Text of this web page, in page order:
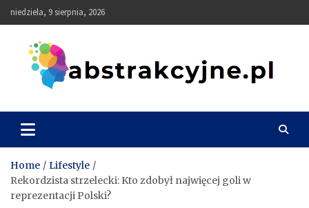
Skip
to
niedziela, 9 sierpnia, 2026
Abstrakcyjne
Home
Lifestyle
Rekordzista strzelecki: Kto zdobył najwięcej goli w
reprezentacji Polski?